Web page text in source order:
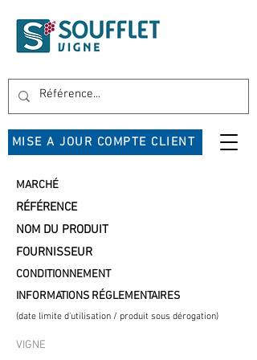
MISE A JOUR COMPTE CLIENT
MARCHÉ
RÉFÉRENCE
NOM DU PRODUIT
FOURNISSEUR
CONDITIONNEMENT
INFORMATIONS RÉGLEMENTAIRES
(date limite d'utilisation / produit sous dérogation)
VIGNE